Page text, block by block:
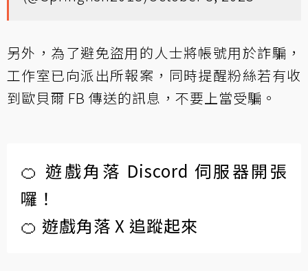
另外，為了避免盜用的人士將帳號用於詐騙，
工作室已向派出所報案，同時提醒粉絲若有收
到歐貝爾 FB 傳送的訊息，不要上當受騙。
🍊 遊戲角落 Discord 伺服器開張
囉！
🍊 遊戲角落 X 追蹤起來